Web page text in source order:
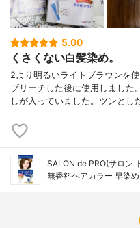
5.00
くさくない白髪染め。
2より明るいライトブラウンを
ブリーチした後に使用しました
しが入っていました。ツンとし
SALON de PRO(サロン
無香料ヘアカラー 早染